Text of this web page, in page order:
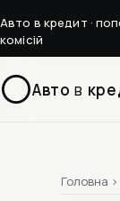
Авто в кредит ·
комісій
Авто в
Головна ›